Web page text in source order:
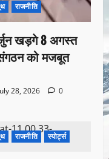
राजनीति
खड़गे 8 अगस्त
को मजबूत
28, 2026
0
राजनीति स्पोर्ट्स